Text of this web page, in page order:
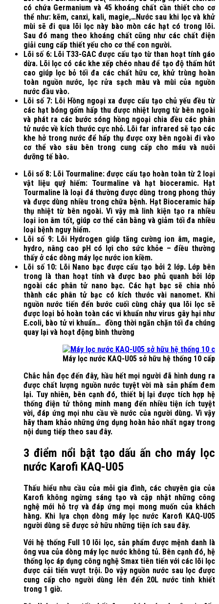
có chứa Germanium và 45 khoáng chất cần thiết cho cơ
thể như: kẽm, canxi, kali, magie,…Nước sau khi lọc và khử
mùi sẽ đi qua lõi lọc này bào mòn các hạt có trong lõi.
Sau đó mang theo khoáng chất cũng như các chất điện
giải cung cấp thiết yếu cho cơ thể con người.
Lõi số 6: Lõi T33-GAC được cấu tạo từ than hoạt tính gáo
dừa. Lõi lọc có các khe xếp chéo nhau để tạo độ thấm hút
cao giúp lọc bỏ tối đa các chất hữu cơ, khử trùng hoàn
toàn nguồn nước, lọc rửa sạch màu và mùi của nguồn
nước đầu vào.
Lõi số 7: Lõi Hồng ngoại xa được cấu tạo chủ yếu đều từ
các hạt bóng gốm hấp thu được nhiệt lượng từ bên ngoài
và phát ra các bước sóng hồng ngoại chia đều các phân
tử nước về kích thước cực nhỏ. Lõi far infrared sẽ tạo các
khe hở trong nước để hấp thụ được oxy bên ngoài đi vào
cơ thể vào sâu bên trong cung cấp cho máu và nuôi
dưỡng tế bào.
Lõi số 8: Lõi Tourmaline: được cấu tạo hoàn toàn từ 2 loại
vật liệu quý hiếm: Tourmaline và hạt bioceramic. Hạt
Tourmaline là loại đá thường được dùng trong phong thủy
và được dùng nhiều trong chữa bệnh. Hạt Bioceramic hấp
thụ nhiệt từ bên ngoài. Vì vậy mà linh kiện tạo ra nhiều
loại ion âm tốt, giúp cơ thể cân bằng và giảm tối đa nhiều
loại bệnh nguy hiểm.
Lõi số 9: Lõi Hydrogen giúp tăng cường ion âm, magie,
hydro, nâng cao pH có lợi cho sức khỏe – điều thường
thấy ở các dòng máy lọc nước ion kiềm.
Lõi số 10: Lõi Nano bạc được cấu tạo bởi 2 lớp. Lớp bên
trong là than hoạt tính và được bao phủ quanh bởi lớp
ngoài các phân tử nano bạc. Các hạt bạc sẽ chia nhỏ
thành các phân tử bạc có kích thước vài nanomet. Khi
nguồn nước tiến đến bước cuối cùng chảy qua lõi lọc sẽ
được loại bỏ hoàn toàn các vi khuẩn như virus gây hại như
E.coli, bào tử vi khuẩn… đồng thời ngăn chặn tối đa chúng
quay lại và hoạt động bình thường
Máy lọc nước KAQ-U05 sở hữu hệ thống 10 cấp
Chắc hẳn đọc đến đây, hầu hết mọi người đã hình dung ra
được chất lượng nguồn nước tuyệt vời mà sản phẩm đem
lại. Tuy nhiên, bên cạnh đó, thiết bị lại được tích hợp hệ
thống điện tử thông minh mang đến nhiều tiện ích tuyệt
vời, đáp ứng mọi nhu cầu về nước của người dùng. Vì vậy
hãy tham khảo những ứng dụng hoàn hảo nhất ngay trong
nội dung tiếp theo sau đây.
3 điểm nổi bật tạo dấu ấn cho máy lọc
nước Karofi KAQ-U05
Thấu hiểu nhu cầu của mỗi gia đình, các chuyên gia của
Karofi không ngừng sáng tạo và cập nhật những công
nghệ mới hỗ trợ và đáp ứng mọi mong muốn của khách
hàng. Khi lựa chọn dòng máy lọc nước Karofi KAQ-U05
người dùng sẽ được sở hữu những tiện ích sau đây.
Với hệ thống Full 10 lõi lọc, sản phẩm được mệnh danh là
ông vua của dòng máy lọc nước không tủ. Bên cạnh đó, hệ
thống lọc áp dụng công nghệ Smax tiên tiến với các lõi lọc
được cải tiến vượt trội. Do vậy nguồn nước sau lọc được
cung cấp cho người dùng lên đến 20L nước tinh khiết
trong 1 giờ.